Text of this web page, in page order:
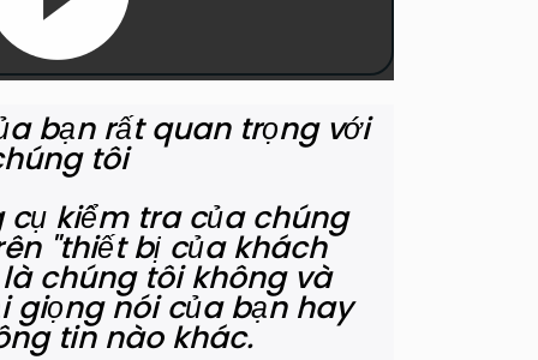
bạn rất quan trọng với
tôi
cụ kiểm tra của chúng
"thiết bị của khách
chúng tôi không và
giọng nói của bạn hay
tin nào khác.